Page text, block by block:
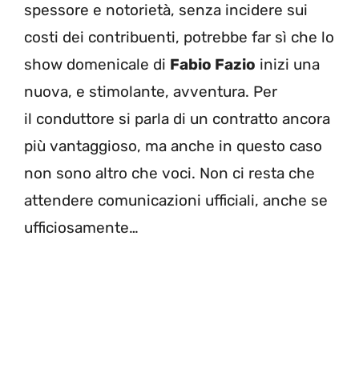
spessore e notorietà, senza incidere sui
costi dei contribuenti, potrebbe far sì che lo
show domenicale di Fabio Fazio inizi una
nuova, e stimolante, avventura. Per
il conduttore si parla di un contratto ancora
più vantaggioso, ma anche in questo caso
non sono altro che voci. Non ci resta che
attendere comunicazioni ufficiali, anche se
ufficiosamente…